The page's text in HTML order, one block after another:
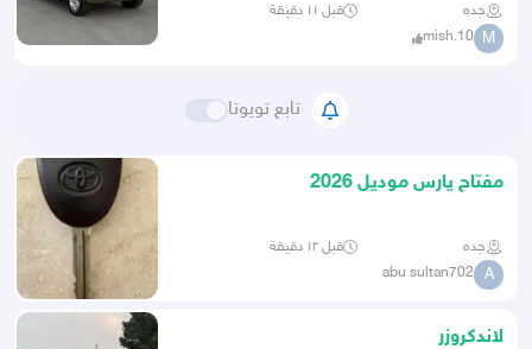
جده قبل ١١ دقيقة
M
mish.10
تابع تويوتا
مفتاح يارس موديل 2026
جده قبل ١٢ دقيقة
A
abu sultan702
لاندكروزر